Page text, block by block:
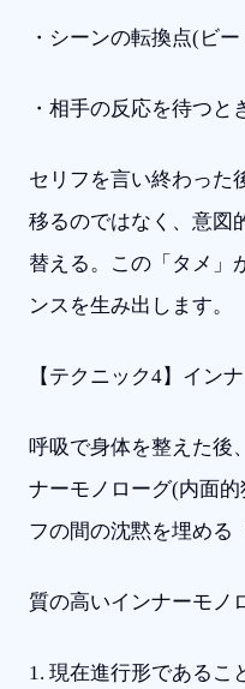
・シーンの転換点(ビ
・相手の反応を待つと
セリフを言い終わった
移るのではなく、意図
替える。この「タメ」
ンスを生み出します。
【テクニック4】イン
呼吸で身体を整えた後
ナーモノローグ(内面
フの間の沈黙を埋める
質の高いインナーモノ
1. 現在進行形であるこ